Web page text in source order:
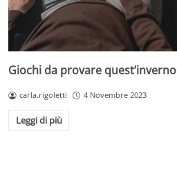
Giochi da provare quest’inverno
carla.rigoletti 4 Novembre 2023
Leggi di più